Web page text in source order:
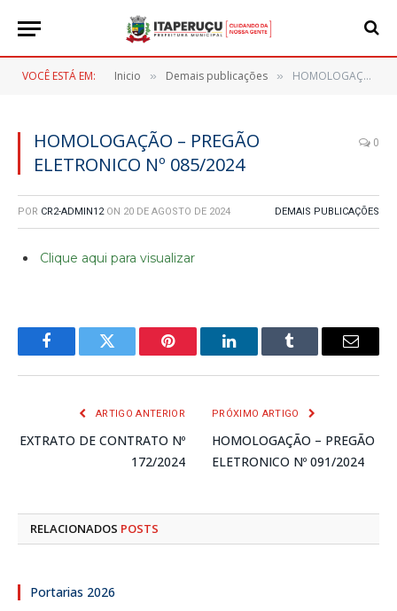
VOCÊ ESTÁ EM: Inicio » Demais publicações » HOMOLOGAÇÃO – PREGÃO ELETRONICO Nº 085/2024
HOMOLOGAÇÃO – PREGÃO
ELETRONICO Nº 085/2024
0
POR CR2-ADMIN12 ON 20 DE AGOSTO DE 2024 DEMAIS PUBLICAÇÕES
Clique aqui para visualizar
FacebookTwitter Pinterest LinkedInTumblr
E-
ARTIGO ANTERIOR
EXTRATO DE CONTRATO Nº
172/2024
PRÓXIMO ARTIGO
HOMOLOGAÇÃO – PREGÃO
ELETRONICO Nº 091/2024
RELACIONADOS POSTS
Portarias 2026